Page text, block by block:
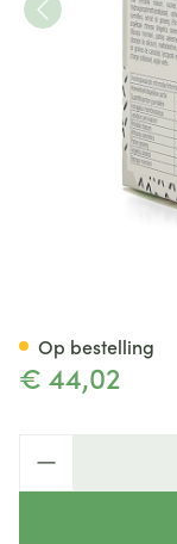
€ 44,02
Op bestelling